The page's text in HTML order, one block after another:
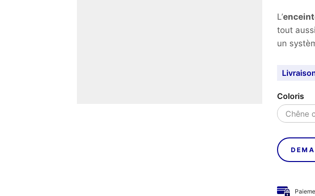
L’
tout
un
Coloris